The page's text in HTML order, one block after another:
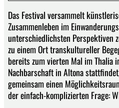
Das Festival versammelt
Zusammenleben im
unterschiedlichsten Perspektiven
zu einem Ort transkultureller
bereits zum vierten Mal im Thalia
Nachbarschaft in Altona
gemeinsam einen
der einfach-komplizierten Frage: